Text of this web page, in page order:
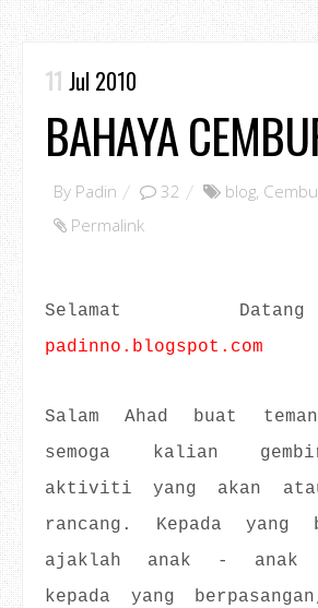
11 Jul 2010
BAHAYA
By Padin 32 blog,
Permalink
Selamat
padinno.blogspot.com
Salam Ahad buat
semoga kalian
aktiviti yang akan
rancang. Kepada yang
ajaklah anak - anak
kepada yang